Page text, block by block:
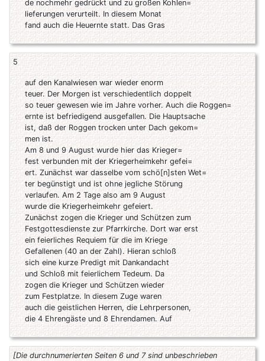
de nochmehr gedrückt und zu großen Kohlen=
lieferungen verurteilt. In diesem Monat
fand auch die Heuernte statt. Das Gras
5
auf den Kanalwiesen war wieder enorm
teuer. Der Morgen ist verschiedentlich doppelt
so teuer gewesen wie im Jahre vorher. Auch die Roggen=
ernte ist befriedigend ausgefallen. Die Hauptsache
ist, daß der Roggen trocken unter Dach gekom=
men ist.
Am 8 und 9 August wurde hier das Krieger=
fest verbunden mit der Kriegerheimkehr gefei=
ert. Zunächst war dasselbe vom schö[n]sten Wet=
ter begünstigt und ist ohne jegliche Störung
verlaufen. Am 2 Tage also am 9 August
wurde die Kriegerheimkehr gefeiert.
Zunächst zogen die Krieger und Schützen zum
Festgottesdienste zur Pfarrkirche. Dort war erst
ein feierliches Requiem für die im Kriege
Gefallenen (40 an der Zahl). Hieran schloß
sich eine kurze Predigt mit Dankandacht
und Schloß mit feierlichem Tedeum. Da
zogen die Krieger und Schützen wieder
zum Festplatze. In diesem Zuge waren
auch die geistlichen Herren, die Lehrpersonen,
die 4 Ehrengäste und 8 Ehrendamen. Auf
[Die durchnumerierten Seiten 6 und 7 sind unbeschrieben